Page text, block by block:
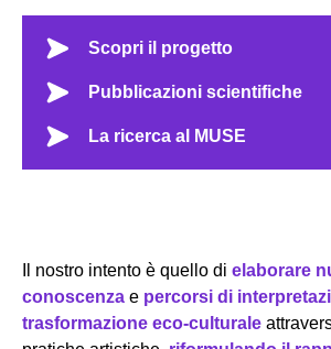
Scopri il progetto
Pubblicazioni scientifiche
La ricerca al MUSE
Il nostro intento è quello di elaborare
conoscenza e percorsi di
trasformazione eco-culturale